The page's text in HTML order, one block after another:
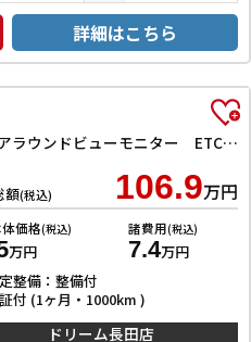
詳細はこちら
X 衝突軽減B 社外ナビ TV アラウンドビューモニター ETC 左パワースライドドア スマートキー プッシュスタート アイドリングストップ ステアリングスイッチ タッチパネルオートエアコン
額(税込) 106.9万円
価格(税込)
万円
諸費用(税込)
7.4万円
整備：整備付
付 (1ヶ月・1000km )
ドリーム長田店